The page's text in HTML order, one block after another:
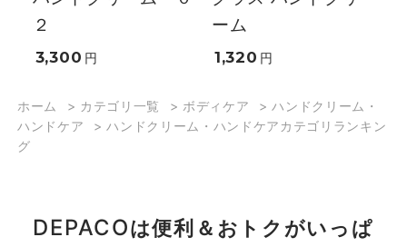
２
3,300 円
ーム
1,320 円
ホーム > カテゴリ一覧 > ボディケア >ハンドクリーム・
ハンドケア
>ハンドクリーム・ハンドケアカテゴリランキン
グ
DEPACOは便利＆おトクがいっぱ